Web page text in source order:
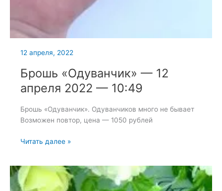
12 апреля, 2022
Брошь «Одуванчик» — 12
апреля 2022 — 10:49
Брошь «Одуванчик». Одуванчиков много не бывает
Возможен повтор, цена — 1050 рублей
Брошь
12
апреля
Читать далее »